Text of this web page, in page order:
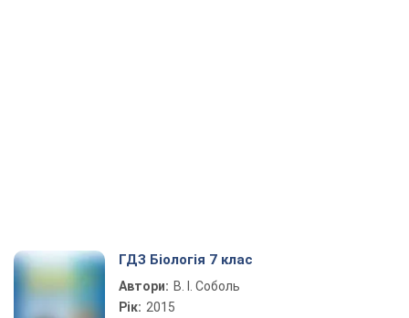
ГДЗ Біологія 7 клас
Автори: В. І. Соболь
Рік: 2015